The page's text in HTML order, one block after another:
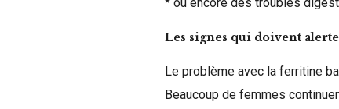
Les signes qui doivent
Le problème avec la ferritine
Beaucoup de femmes